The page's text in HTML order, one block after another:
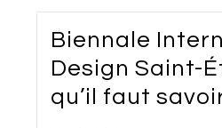
Biennale
Design Saint-
qu’il faut